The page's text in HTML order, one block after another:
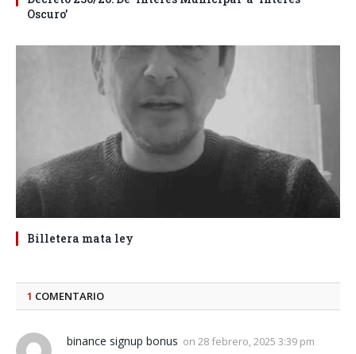
Oscuro’
Billetera mata ley
1 COMENTARIO
binance signup bonus on 28 febrero, 2025 3:39 pm